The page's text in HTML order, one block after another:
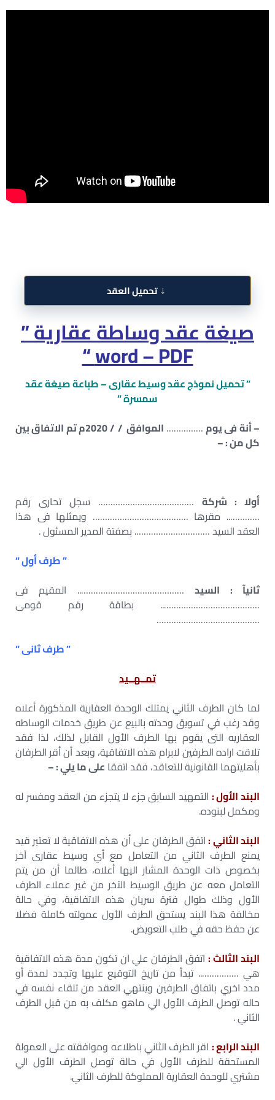
↓ تحميل العقد
صيغة عقد وساطة عقارية ”
word – PDF “
” تحميل نموذج عقد وسيط عقارى – طباعة صيغة عقد
سمسرة “
– أنة فى يوم……………
الموافق / / 2020م تم الاتفاق بين
كل من : –
أولا : شركة ………………………………… سجل تحارى رقم
………….. مقرها ………………………………… ويمثلها فى هذا
العقد السيد …………………………. بصفتة المدير المسئول .
” طرف أول “
ثانيآ : السيد…………………………………….. المقيم فى
………………………………….. بطاقة رقم قومى
……………………………………
” طرف ثانى “
تمــهــيد
لما كان الطرف الثاني يمتلك الوحدة العقارية المذكورة أعلاه
وقد رغب في تسويق وحدته بالبيع عن طريق خدمات الوساطه
العقاريه التى يقوم بها الطرف الأول القابل لذلك، لذا فقد
تلاقت اراده الطرفين لابرام هذه الاتفاقية، وبعد أن أقر الطرفان
بأهليتهما القانونية للتعاقد، فقد اتفقا على ما يلي : –
البند الأول : التمهيد السابق جزء لا يتجزء من العقد ومفسر له
ومكمل لبنوده.
البند الثاني :اتفق الطرفان على أن هذه الاتفاقية لا تعتبر قيد
يمنع الطرف الثاني من التعامل مع أي وسيط عقارى آخر
بخصوص ذات الوحدة المشار اليها أعلاه، طالما أن من يتم
التعامل معه عن طريق الوسيط الآخر من غير عملاء الطرف
الأول وذلك طوال فترة سريان هذه الاتفاقية، وفي حالة
مخالفة هذا البند يستحق الطرف الأول عمولته كاملة فضلا
عن حفظ حقه في طلب التعويض.
البند الثالث :اتفق الطرفان علي ان تكون مدة هذه الاتفاقية
هي …………….. تبدأ من تاريخ التوقيع عليها وتجدد لمدة أو
مدد اخري باتفاق الطرفين وينتهي العقد من تلقاء نفسه في
حاله توصل الطرف الأول الي ماهو مكلف به من قبل الطرف
الثاني .
البند الرابع : اقر الطرف الثاني باطلاعه وموافقته على العمولة
المستحقة للطرف الأول في حالة توصل الطرف الأول الي
مشتري للوحدة العقارية المملوكة للطرف الثاني.